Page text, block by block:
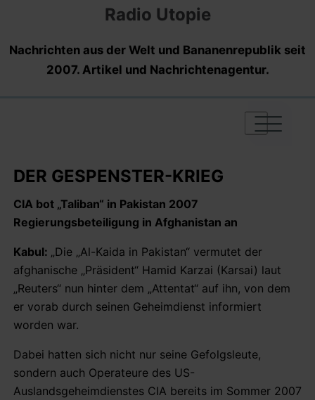
Radio Utopie
Nachrichten aus der Welt und Bananenrepublik seit
2007. Artikel und Nachrichtenagentur.
|
|
|
DER GESPENSTER-KRIEG
CIA bot „Taliban“ in Pakistan 2007
Regierungsbeteiligung in Afghanistan an
Kabul: „Die „Al-Kaida in Pakistan“ vermutet der
afghanische „Präsident“ Hamid Karzai (Karsai) laut
„Reuters“ nun hinter dem „Attentat“ auf ihn, von dem
er vorab durch seinen Geheimdienst informiert
worden war.
Dabei hatten sich nicht nur seine Gefolgsleute,
sondern auch Operateure des US-
Auslandsgeheimdienstes CIA bereits im Sommer 2007